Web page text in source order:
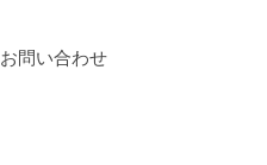
お問い合わせ